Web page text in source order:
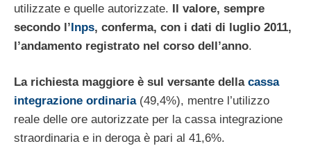
utilizzate e quelle autorizzate. Il valore, sempre
secondo l’Inps, conferma, con i dati di luglio 2011,
l’andamento registrato nel corso dell’anno.
La richiesta maggiore è sul versante della cassa
integrazione ordinaria(49,4%), mentre l’utilizzo
reale delle ore autorizzate per la cassa integrazione
straordinaria e in deroga è pari al 41,6%.